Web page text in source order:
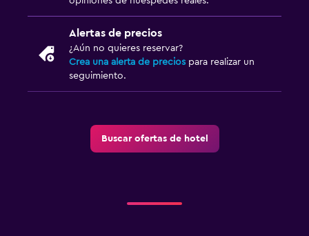
Alertas de precios
¿Aún no quieres reservar?
Crea una alerta de precios para realizar un
seguimiento.
Buscar ofertas de hotel